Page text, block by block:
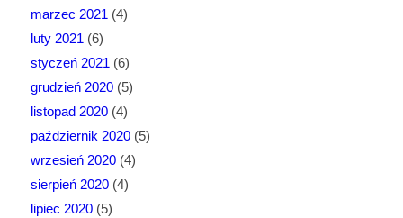
marzec 2021 (4)
luty 2021 (6)
styczeń 2021 (6)
grudzień 2020(5)
listopad 2020(4)
październik 2020(5)
wrzesień 2020(4)
sierpień 2020(4)
lipiec 2020(5)